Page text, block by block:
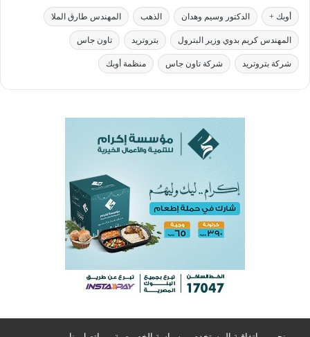
أوبك + الدكتور وسيم وهدان الذهب المهندس طارق الملا
المهندس كريم بدوي وزير البترول بتروتريد تاون جاس
شركة بتروتريد شركة تاون جاس منظمة أوبك